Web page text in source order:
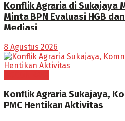
Konflik Agraria di Sukajaya
Minta BPN Evaluasi HGB
Mediasi
8 Agustus 2026
Konflik Agraria Sukajaya,
PMC Hentikan Aktivitas